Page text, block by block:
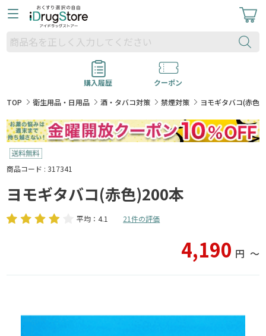
購入履歴
クーポン
TOP
衛生用品・日用品 酒・タバコ対策 禁煙対策 ヨモギタバコ(赤色
商品コード : 317341
ヨモギタバコ(赤色)200本
平均：4.1 21件の評価
4,190 円 〜